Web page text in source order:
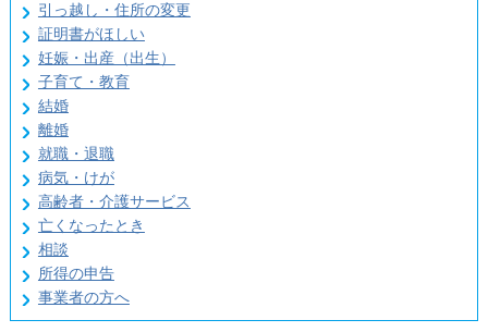
引っ越し・住所の変更
証明書がほしい
妊娠・出産（出生）
子育て・教育
結婚
離婚
就職・退職
病気・けが
高齢者・介護サービス
亡くなったとき
相談
所得の申告
事業者の方へ